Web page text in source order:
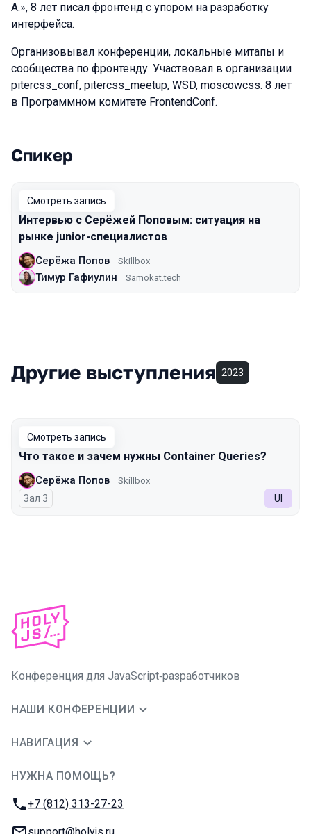
А.», 8 лет писал фронтенд с упором на разработку
интерфейса.
Организовывал конференции, локальные митапы и
сообщества по фронтенду. Участвовал в организации
pitercss_conf, pitercss_meetup, WSD, moscowcss. 8 лет
в Программном комитете FrontendConf.
Выступления в сезоне 2024 Autumn
Спикер
Смотреть запись
Интервью с Серёжей Поповым: ситуация на
рынке junior-специалистов
Серёжа Попов Skillbox
Тимур Гафиулин Samokat.tech
Другие выступления 2023
Смотреть запись
Что такое и зачем нужны Container Queries?
Серёжа Попов Skillbox
Зал 3 UI
Конференция для JavaScript‑разработчиков
НАШИ КОНФЕРЕНЦИИ
НАВИГАЦИЯ
НУЖНА ПОМОЩЬ?
Телефон:
+7 (812) 313-27-23